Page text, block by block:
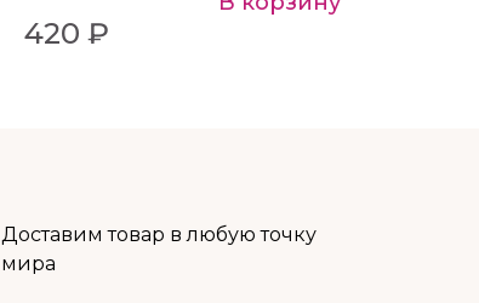
420 ₽
Доставим товар в любую точку
мира